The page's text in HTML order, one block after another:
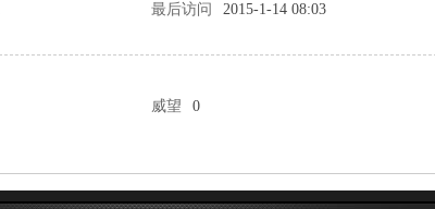
最后访问 2015-1-14 08:03
威望 0